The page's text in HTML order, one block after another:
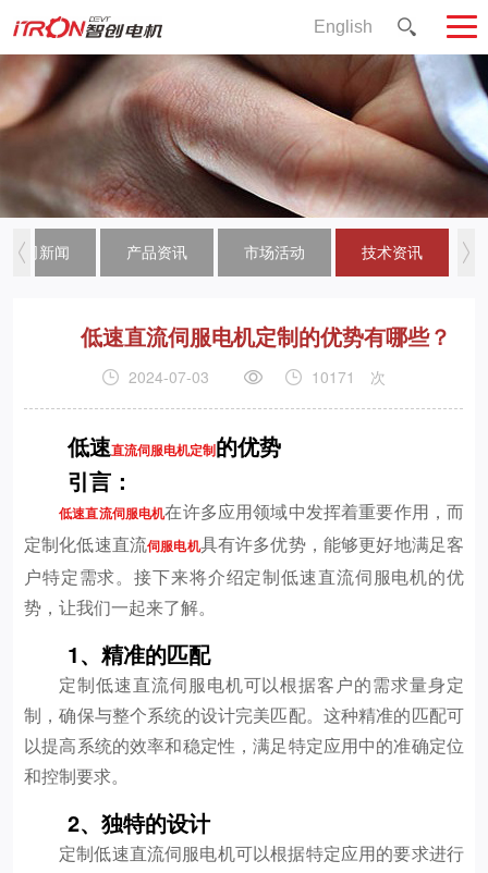
English
公司新闻 产品资讯 市场活动 技术资讯
低速直流伺服电机定制的优势有哪些？
2024-07-03 10171 次
低速直流伺服电机定制 的优势
引言：
低速直流伺服电机在许多应用领域中发挥着重要作用，而
定制化低速直流伺服电机具有许多优势，能够更好地满足客
户特定需求。接下来将介绍定制低速直流伺服电机的优
势，让我们一起来了解。
1、精准的匹配
定制低速直流伺服电机可以根据客户的需求量身定
制，确保与整个系统的设计完美匹配。这种精准的匹配可
以提高系统的效率和稳定性，满足特定应用中的准确定位
和控制要求。
2、独特的设计
定制低速直流伺服电机可以根据特定应用的要求进行